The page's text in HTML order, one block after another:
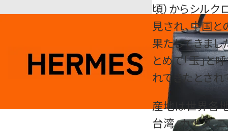
頃）からシル
見され、中国
果たしてきまし
とめて「玉」と
れてきたとされ
産地は世界各
台湾、カナダ、